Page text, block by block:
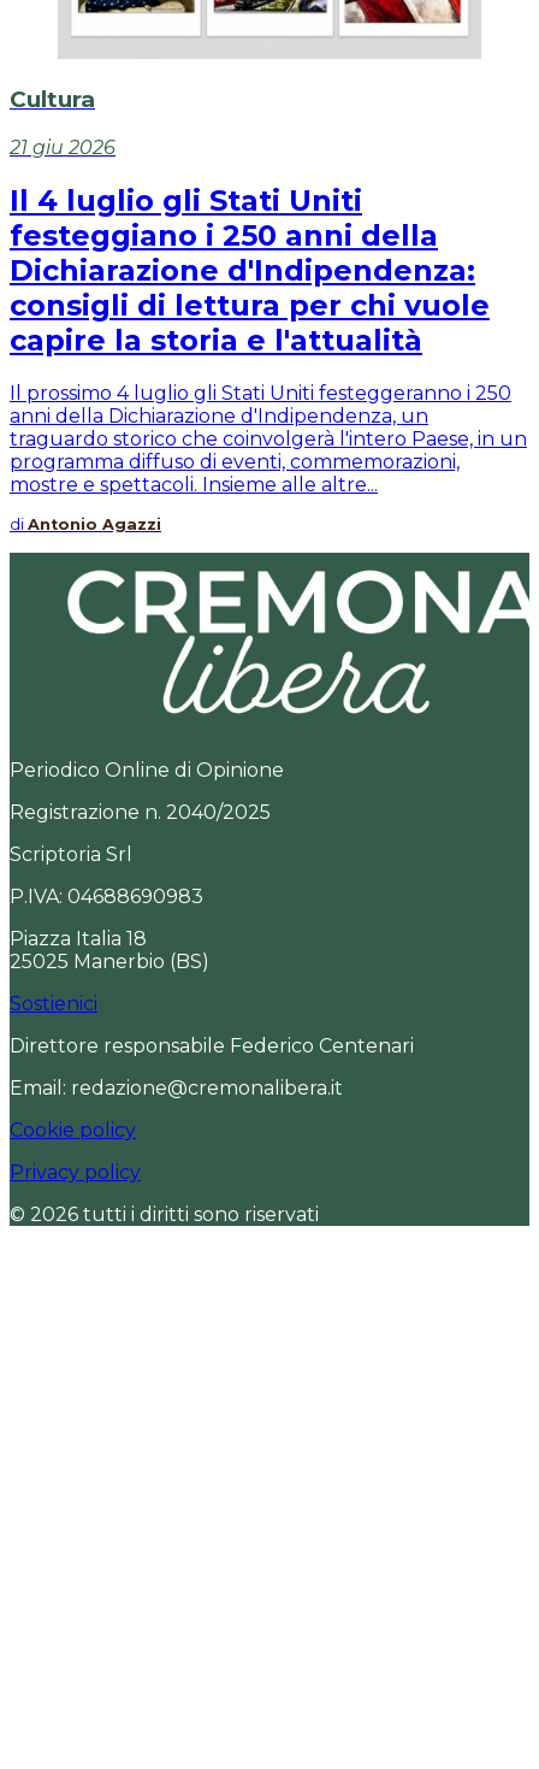
Cultura
21 giu 2026
Il 4 luglio gli Stati Uniti
festeggiano i 250 anni della
Dichiarazione d'Indipendenza:
consigli di lettura per chi vuole
capire la storia e l'attualità
Il prossimo 4 luglio gli Stati Uniti festeggeranno i 250
anni della Dichiarazione d'Indipendenza, un
traguardo storico che coinvolgerà l'intero Paese, in un
programma diffuso di eventi, commemorazioni,
mostre e spettacoli. Insieme alle altre...
di Antonio Agazzi
Periodico Online di Opinione
Registrazione n. 2040/2025
Scriptoria Srl
P.IVA: 04688690983
Piazza Italia 18
25025 Manerbio (BS)
Sostienici
Direttore responsabile Federico Centenari
Email: redazione@cremonalibera.it
Cookie policy
Privacy policy
© 2026 tutti i diritti sono riservati